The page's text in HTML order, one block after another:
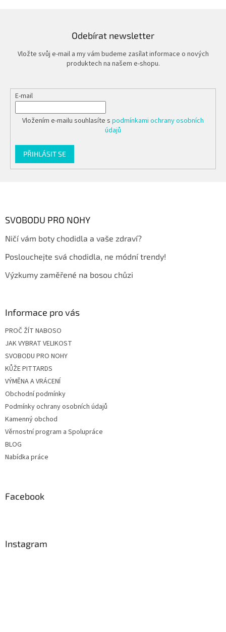
Odebírat newsletter
Vložte svůj e-mail a my vám budeme zasílat informace o nových
produktech na našem e-shopu.
E-mail
Vložením e-mailu souhlasíte s podmínkami ochrany osobních
údajů
PŘIHLÁSIT SE
SVOBODU PRO NOHY
Ničí vám boty chodidla a vaše zdraví?
Poslouchejte svá chodidla, ne módní trendy!
Výzkumy zaměřené na bosou chůzi
Informace pro vás
PROČ ŽÍT NABOSO
JAK VYBRAT VELIKOST
SVOBODU PRO NOHY
KŮŽE PITTARDS
VÝMĚNA A VRÁCENÍ
Obchodní podmínky
Podmínky ochrany osobních údajů
Kamenný obchod
Věrnostní program a Spolupráce
BLOG
Nabídka práce
Facebook
Instagram